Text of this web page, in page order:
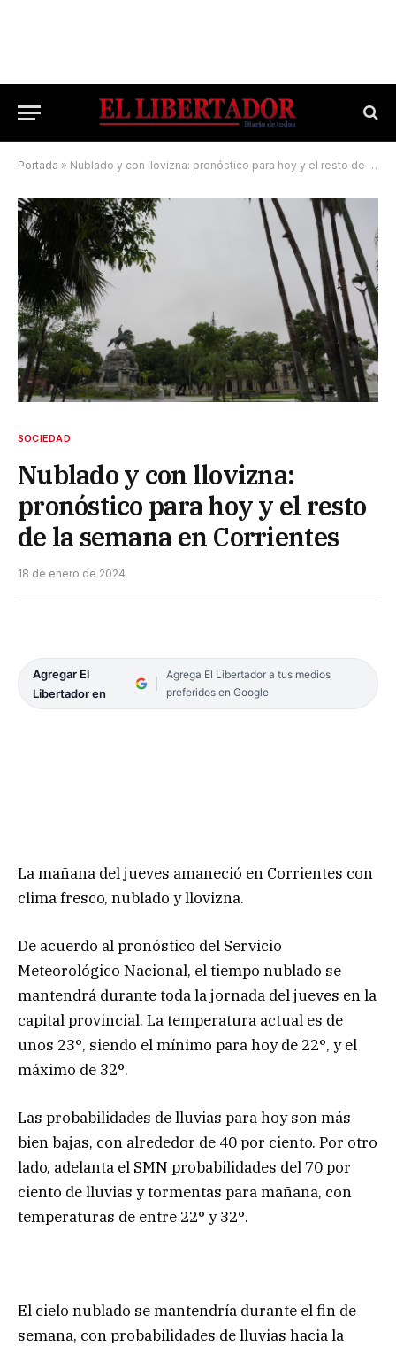
Portada » Nublado y con llovizna: pronóstico para hoy y el resto de la semana en Corrientes
SOCIEDAD
Nublado y con llovizna:
pronóstico para hoy y el resto
de la semana en Corrientes
18 de enero de 2024
Agregar El
Libertador en
Agrega El Libertador a tus medios
preferidos en Google
La mañana del jueves amaneció en Corrientes con
clima fresco, nublado y llovizna.
De acuerdo al pronóstico del Servicio
Meteorológico Nacional, el tiempo nublado se
mantendrá durante toda la jornada del jueves en la
capital provincial. La temperatura actual es de
unos 23°, siendo el mínimo para hoy de 22°, y el
máximo de 32°.
Las probabilidades de lluvias para hoy son más
bien bajas, con alrededor de 40 por ciento. Por otro
lado, adelanta el SMN probabilidades del 70 por
ciento de lluvias y tormentas para mañana, con
temperaturas de entre 22° y 32°.
El cielo nublado se mantendría durante el fin de
semana, con probabilidades de lluvias hacia la